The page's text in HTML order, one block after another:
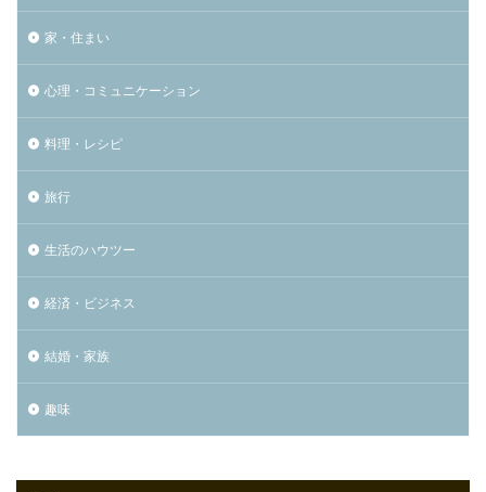
家・住まい
心理・コミュニケーション
料理・レシピ
旅行
生活のハウツー
経済・ビジネス
結婚・家族
趣味